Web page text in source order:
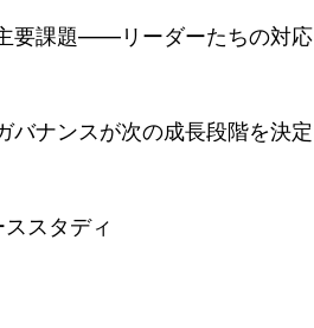
要課題——リーダーたちの対応
バナンスが次の成長段階を決定
スタディ